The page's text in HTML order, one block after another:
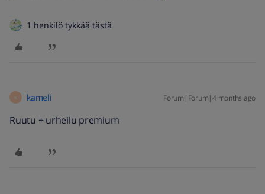
1 henkilö tykkää tästä
K kameli Forum|Forum|4 months ago
Ruutu + urheilu premium